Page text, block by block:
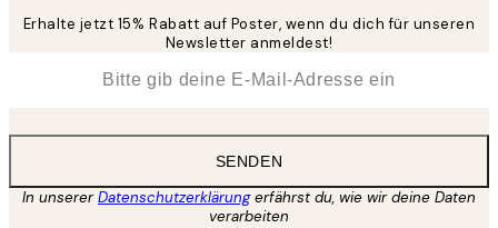
Erhalte jetzt 15% Rabatt auf Poster, wenn du dich für unseren
Newsletter anmeldest!
SENDEN
In unsererDatenschutzerklärungerfährst du, wie wir deine Daten
verarbeiten